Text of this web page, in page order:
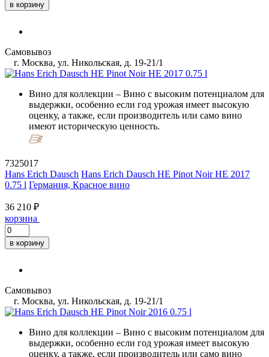
в корзину
Самовывоз
г. Москва, ул. Никольская, д. 19-21/1
Вино для коллекции – Вино с высоким потенциалом для
выдержки, особенно если год урожая имеет высокую
оценку, а также, если производитель или само вино
имеют историческую ценность.
7325017
Hans Erich Dausch Hans Erich Dausch HE Pinot Noir HE 2017
0.75 l Германия, Красное вино
36 210 ₽
корзина
в корзину
Самовывоз
г. Москва, ул. Никольская, д. 19-21/1
Вино для коллекции – Вино с высоким потенциалом для
выдержки, особенно если год урожая имеет высокую
оценку, а также, если производитель или само вино